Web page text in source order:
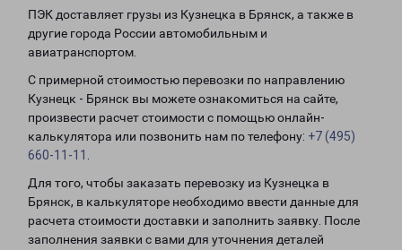
ПЭК доставляет грузы из Кузнецка в Брянск, а также в
другие города России автомобильным и
авиатранспортом.
С примерной стоимостью перевозки по направлению
Кузнецк - Брянск вы можете ознакомиться на сайте,
произвести расчет стоимости с помощью онлайн-
калькулятора или позвонить нам по телефону: +7 (495)
660-11-11
Для того, чтобы заказать перевозку из Кузнецка в
Брянск, в калькуляторе необходимо ввести данные для
расчета стоимости доставки и заполнить заявку. После
заполнения заявки с вами для уточнения деталей